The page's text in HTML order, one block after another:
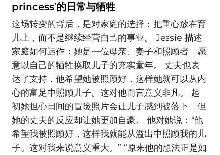
princess’的日常与牺牲
这场转变的背后，是对家庭的选择：把重心放在育
儿上，而不是继续经营自己的事业。 Jessie 描述
家庭如何运作：她是一位母亲、妻子和照顾者，愿
意以自己的牺牲换取儿子的充实童年。 丈夫也表
达了支持：他希望她被照顾好，这样她就可以从内
心的富足中照顾儿子。这对他而言意义非凡。 起
初她担心日间的冒险照片会让儿子感到被落下，但
她的丈夫的反应却让她更加自豪。 他对她说：“他
希望我被照顾好，这样我就能从溢出中照顾我的儿
子。这对我来说意义重大。” “原来他的想法正是如